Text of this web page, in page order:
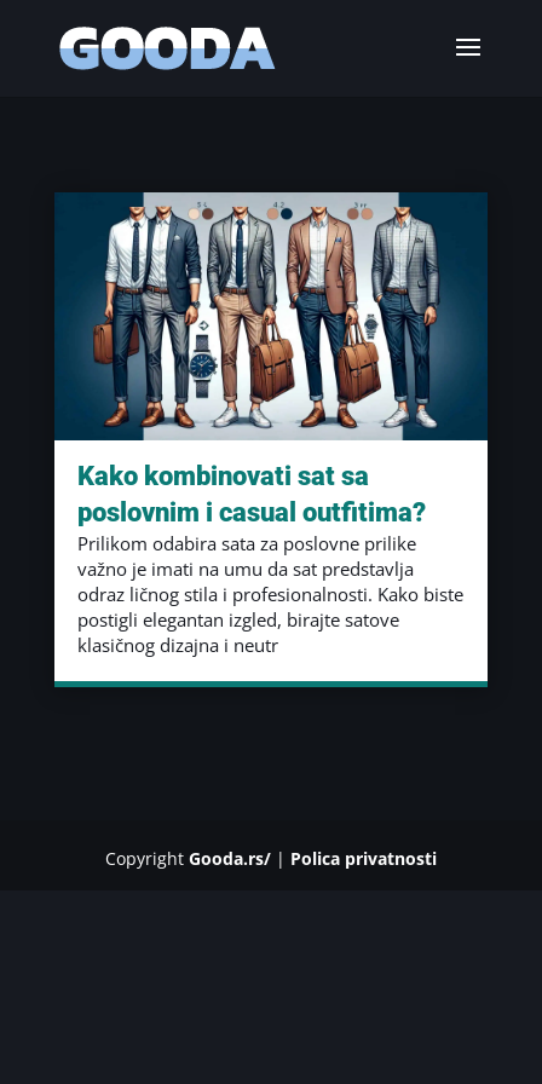
Kako kombinovati sat sa
poslovnim i casual outfitima?
Prilikom odabira sata za poslovne prilike
važno je imati na umu da sat predstavlja
odraz ličnog stila i profesionalnosti. Kako biste
postigli elegantan izgled, birajte satove
klasičnog dizajna i neutr
Copyright Gooda.rs/| Polica privatnosti